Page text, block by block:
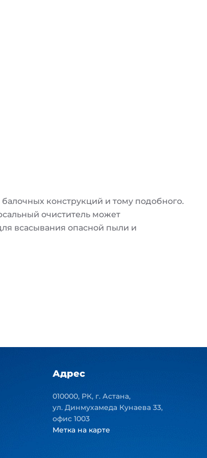
конструкций и тому подобного.
очиститель может
всасывания опасной пыли и
Адрес
010000, РК, г. Астана,
ул. Динмухамеда Кунаева 33,
офис 1003
Метка на карте